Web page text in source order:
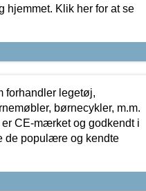
hjemmet. Klik her for at se
forhandler legetøj,
børnecykler, m.m.
CE-mærket og godkendt i
de populære og kendte